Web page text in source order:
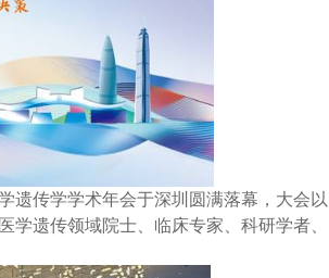
遗传学学术年会于深圳圆满落幕，大会以
遗传领域院士、临床专家、科研学者、